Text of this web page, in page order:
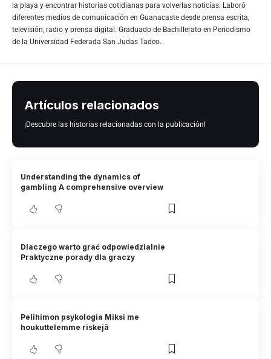
la playa y encontrar historias cotidianas para volverlas noticias. Laboró
diferentes medios de comunicación en Guanacaste desde prensa escrita,
televisión, radio y prensa digital. Graduado de Bachillerato en Periodismo
de la Universidad Federada San Judas Tadeo.
Artículos relacionados
¡Descubre las historias relacionadas con la publicación!
Understanding the dynamics of
gambling A comprehensive overview
Dlaczego warto grać odpowiedzialnie
Praktyczne porady dla graczy
Pelihimon psykologia Miksi me
houkuttelemme riskejä